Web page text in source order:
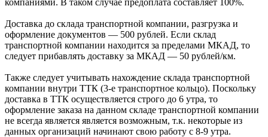
Доставка до склада транспортной компании, разгрузка и
оформление документов — 500 рублей. Если склад
транспортной компании находится за пределами МКАД, то
следует прибавлять доставку за МКАД — 50 рублей/км.
Также следует учитывать нахождение склада транспортной
компании внутри ТТК (3-е транспортное кольцо). Поскольку
доставка в ТТК осуществляется строго до 6 утра, то
оформление заказа на данном складе транспортной компании
не всегда является является возможным, т.к. некоторые из
данных организаций начинают свою работу с 8-9 утра.